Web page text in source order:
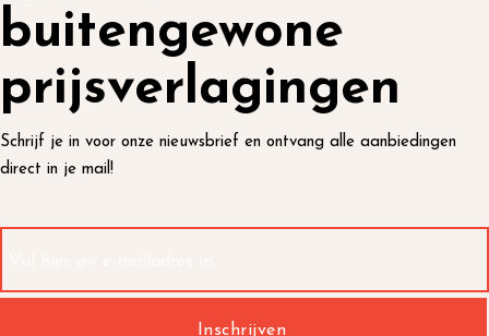
buitengewone
prijsverlagingen
Schrijf je in voor onze nieuwsbrief en ontvang alle aanbiedingen
direct in je mail!